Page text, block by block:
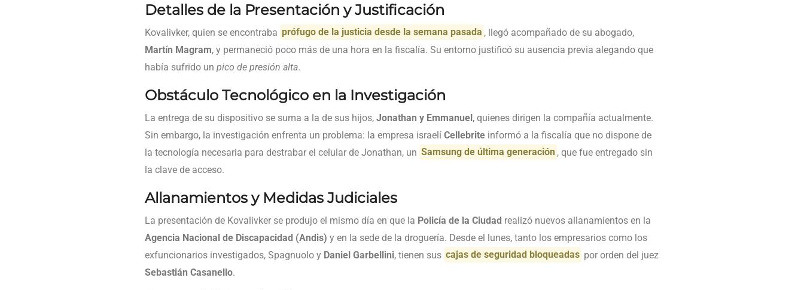
Detalles de la Presentación y Justificación
Kovalivker, quien se encontraba prófugo de la justicia desde la semana pasada , llegó acompañado de su abogado,
Martín Magram, y permaneció poco más de una hora en la fiscalía. Su entorno justificó su ausencia previa alegando que
había sufrido un pico de presión alta.
Obstáculo Tecnológico en la Investigación
La entrega de su dispositivo se suma a la de sus hijos, Jonathan y Emmanuel, quienes dirigen la compañía actualmente.
Sin embargo, la investigación enfrenta un problema: la empresa israelí Cellebrite informó a la fiscalía que no dispone de
la tecnología necesaria para destrabar el celular de Jonathan, un Samsung de última generación , que fue entregado sin
la clave de acceso.
Allanamientos y Medidas Judiciales
La presentación de Kovalivker se produjo el mismo día en que la Policía de la Ciudad realizó nuevos allanamientos en la
Agencia Nacional de Discapacidad (Andis) y en la sede de la droguería. Desde el lunes, tanto los empresarios como los
exfuncionarios investigados, Spagnuolo y Daniel Garbellini, tienen sus cajas de seguridad bloqueadas por orden del juez
Sebastián Casanello.